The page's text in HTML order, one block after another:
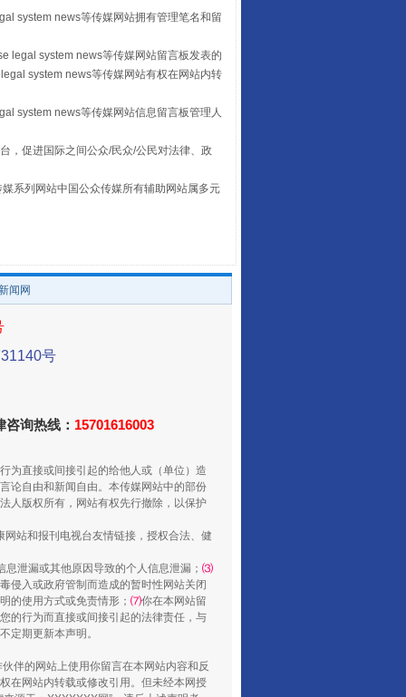
还老百姓一个明白家底
system news等传媒网站拥有管理笔名和留
legal system news等传媒网站留言板发表的
system news等传媒网站有权在网站内转
system news等传媒网站信息留言板管理人
，促进国际之间公众/民众/公民对法律、政
系列网站中国公众传媒所有辅助网站属多元
闻网
号
询热线： 15701616003
为直接或间接引起的给他人或（单位）造
论自由和新闻自由。本传媒网站中的部份
人版权所有，网站有权先行撤除，以保护
站和报刊电视台友情链接，授权合法、健
息泄漏或其他原因导致的个人信息泄漏； ⑶
侵入或政府管制而造成的暂时性网站关闭
的使用方式或免责情形； ⑺你在本网站留
的行为而直接或间接引起的法律责任，与
定期更新本声明。
伴的网站上使用你留言在本网站内容和反
在网站内转载或修改引用。但未经本网授